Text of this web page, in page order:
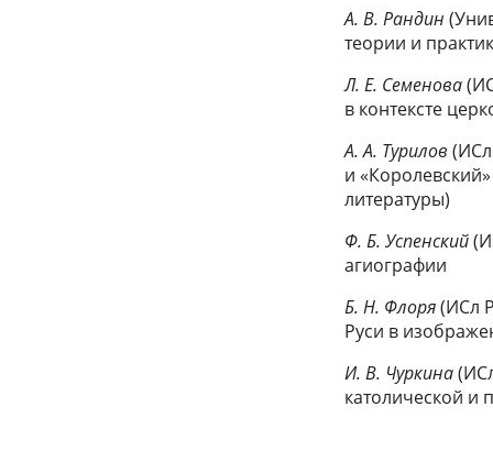
А. В. Рандин
теории и
Л. Е. Семенова
в контексте
А. А. Турилов
и
литературы)
Ф. Б. Успенский
агиографии
Б. Н. Флоря(ИСл
Руси в
И. В. Чуркина
католической и